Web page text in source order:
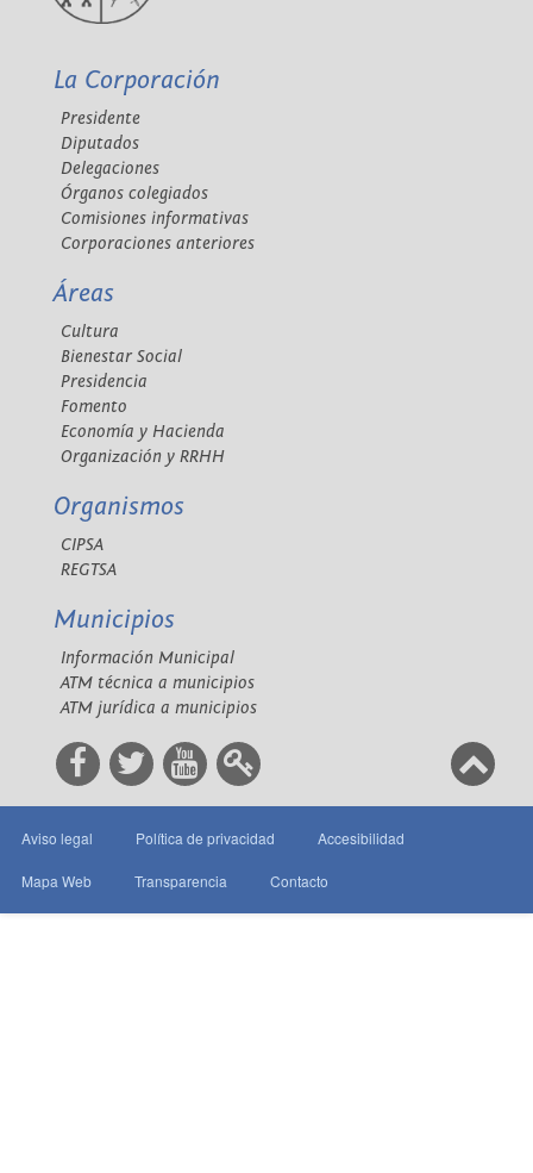
La Corporación
Presidente
Diputados
Delegaciones
Órganos colegiados
Comisiones informativas
Corporaciones anteriores
Áreas
Cultura
Bienestar Social
Presidencia
Fomento
Economía y Hacienda
Organización y RRHH
Organismos
CIPSA
REGTSA
Municipios
Información Municipal
ATM técnica a municipios
ATM jurídica a municipios
Aviso legal Política de privacidad Accesibilidad
Mapa Web Transparencia Contacto